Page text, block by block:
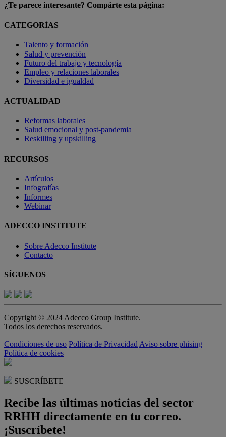
¿Te parece interesante? Compárte esta página:
CATEGORÍAS
Talento y formación
Salud y prevención
Futuro del trabajo y tecnología
Empleo y relaciones laborales
Diversidad e igualdad
ACTUALIDAD
Reformas laborales
Salud emocional y post-pandemia
Reskilling y upskilling
RECURSOS
Artículos
Infografías
Informes
Webinar
ADECCO INSTITUTE
Sobre Adecco Institute
Contacto
SÍGUENOS
Copyright © 2024 Adecco Group Institute.
Todos los derechos reservados.
Condiciones de uso Política de Privacidad Aviso sobre phising
Política de cookies
SUSCRÍBETE
Recibe las últimas noticias del sector
RRHH directamente en tu correo.
¡Suscríbete!